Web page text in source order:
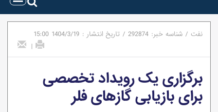
نفت / شناسه خبر: 292874
/ تاریخ انتشار : 1404/3/19
15:00
|
برگزاری یک رویداد تخصصی
برای بازیابی گازهای فلر